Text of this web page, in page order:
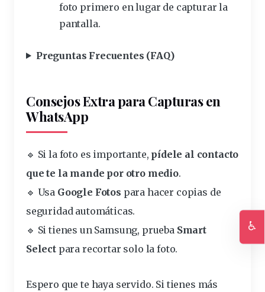
foto primero en lugar de capturar la
pantalla.
Preguntas Frecuentes (FAQ)
Consejos Extra para Capturas en
WhatsApp
🔹 Si la foto es importante, pídele al contacto
que te la mande por otro medio.
🔹 Usa Google Fotos para hacer copias de
seguridad automáticas.
🔹 Si tienes un Samsung, prueba Smart
Selectpara recortar solo la foto.
Espero que te haya servido. Si tienes más
♿